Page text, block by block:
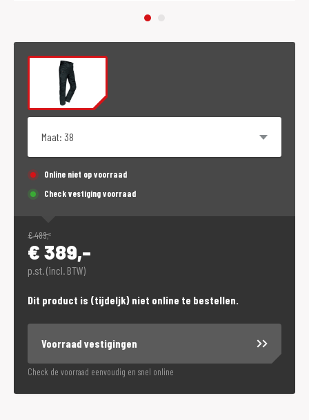
Online niet op voorraad
Check vestiging voorraad
€489,-
€ 389,-
p.st. (incl. BTW)
Dit product is (tijdeljk) niet online te bestellen.
Voorraad vestigingen
Check de voorraad eenvoudig en snel online